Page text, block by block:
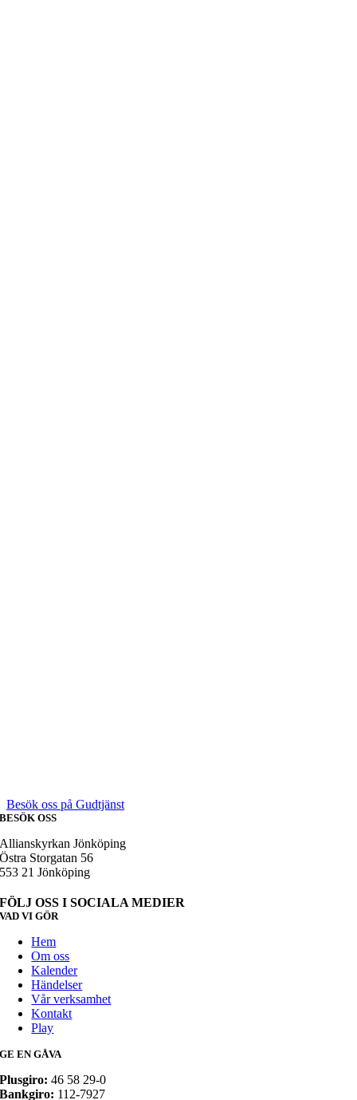
Besök oss på Gudtjänst
BESÖK OSS
Allianskyrkan Jönköping
Östra Storgatan 56
553 21 Jönköping
FÖLJ OSS I SOCIALA MEDIER
VAD VI GÖR
Hem
Om oss
Kalender
Händelser
Vår verksamhet
Kontakt
Play
GE EN GÅVA
Plusgiro: 46 58 29-0
Bankgiro: 112-7927